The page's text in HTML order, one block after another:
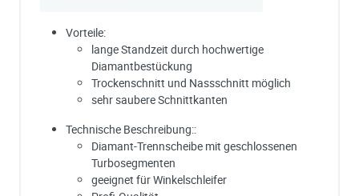
Vorteile:
lange Standzeit durch hochwertige
Diamantbestückung
Trockenschnitt und Nassschnitt möglich
sehr saubere Schnittkanten
Technische Beschreibung::
Diamant-Trennscheibe mit geschlossenen
Turbosegmenten
geeignet für Winkelschleifer